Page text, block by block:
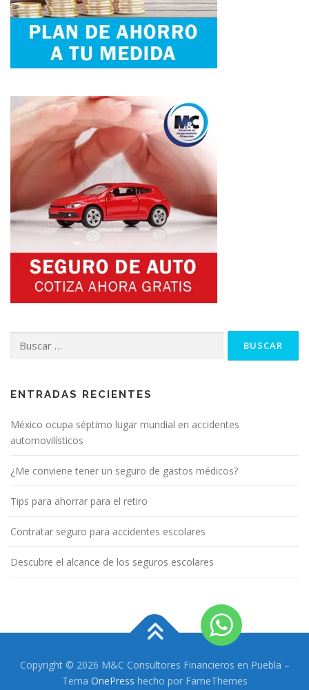
ENTRADAS RECIENTES
México ocupa séptimo lugar mundial en accidentes
automovilísticos
¿Me conviene tener un seguro de gastos médicos?
Tips para ahorrar para el retiro
Contratar seguro para accidentes escolares
Descubre el alcance de los seguros escolares
Copyright © 2026 M&C Consultores Financieros en Puebla –
Tema OnePress hecho por FameThemes